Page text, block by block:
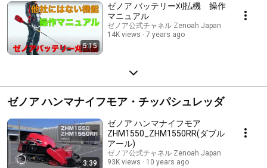
5:15
ゼノア バッテリー刈払機 操作
マニュアル
ゼノア公式チャネル Zenoah Japan
14K views
7 years ago
ゼノア ハンマナイフモア・チッパシュレッダ
3:39
ゼノア ハンマナイフモア
ZHM1550_ZHM1550RR(ダブル
アール)
ゼノア公式チャネル Zenoah Japan
93K views
10 years ago